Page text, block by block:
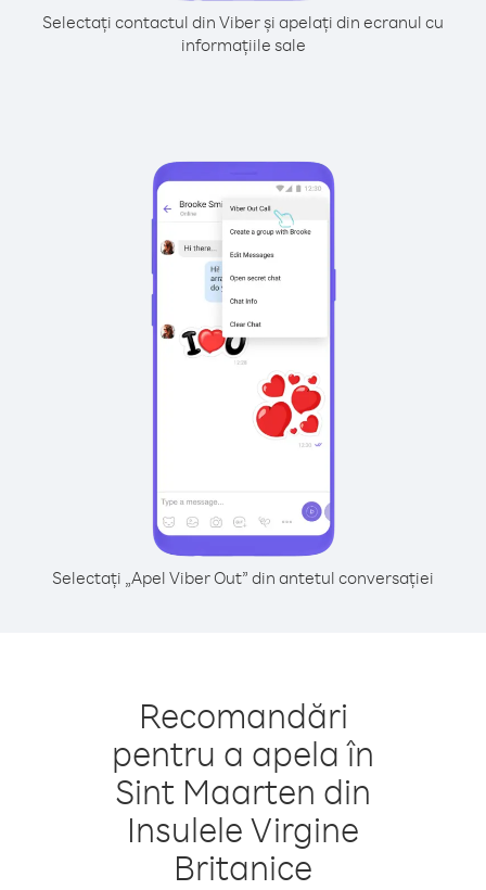
Selectați contactul din Viber și apelați din ecranul cu
informațiile sale
Selectați „Apel Viber Out” din antetul conversației
Recomandări
pentru a apela în
Sint Maarten din
Insulele Virgine
Britanice